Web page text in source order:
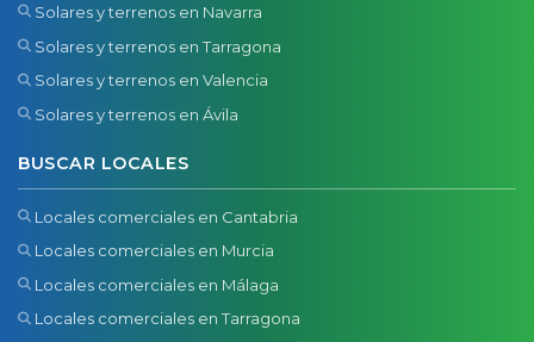
Solares y terrenos en Navarra
Solares y terrenos en Tarragona
Solares y terrenos en Valencia
Solares y terrenos en Ávila
BUSCAR LOCALES
Locales comerciales en Cantabria
Locales comerciales en Murcia
Locales comerciales en Málaga
Locales comerciales en Tarragona